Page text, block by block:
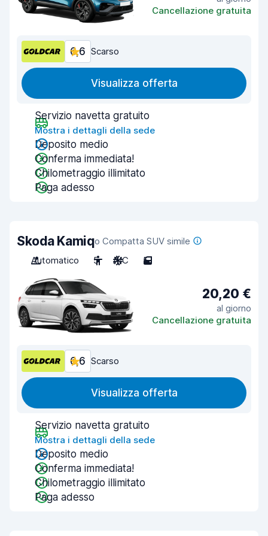
Cancellazione gratuita
6,6 Scarso
Visualizza offerta
Servizio navetta gratuito
Mostra i dettagli della sede
Deposito medio
Conferma immediata!
Chilometraggio illimitato
Paga adesso
Skoda Kamiqo Compatta SUV simile
Automatico
5 A/C 5
20,20 €
al giorno
Cancellazione gratuita
6,6 Scarso
Visualizza offerta
Servizio navetta gratuito
Mostra i dettagli della sede
Deposito medio
Conferma immediata!
Chilometraggio illimitato
Paga adesso